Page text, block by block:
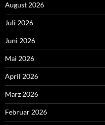
August 2026
Juli 2026
Juni 2026
Mai 2026
April 2026
März 2026
Februar 2026